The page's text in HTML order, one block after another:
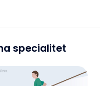
specialitet